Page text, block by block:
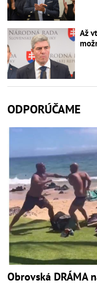
Až
ODPORÚČAME
Obrovská DRÁMA